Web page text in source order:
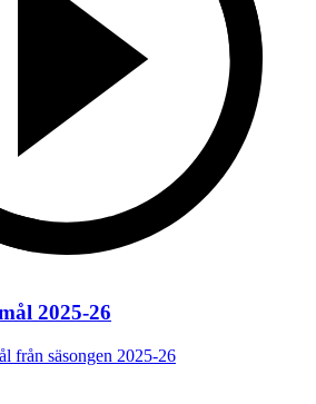
2025-26
från säsongen 2025-26